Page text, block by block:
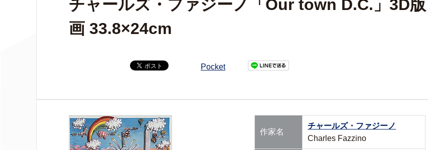
チャールズ・ファジーノ「Our town D.C.」3D版
画 33.8×24cm
Pocket
作家名
チャールズ・ファジーノ
Charles Fazzino